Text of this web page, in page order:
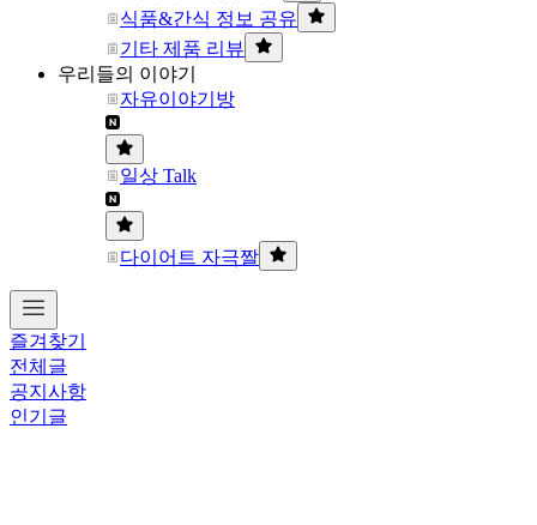
식품&간식 정보 공유
기타 제품 리뷰
우리들의 이야기
자유이야기방
일상 Talk
다이어트 자극짤
즐겨찾기
전체글
공지사항
인기글